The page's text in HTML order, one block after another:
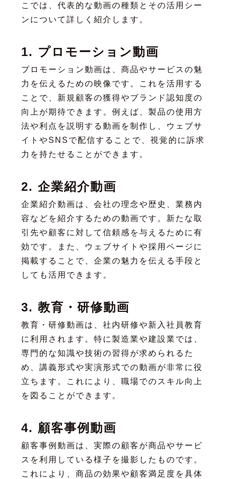
こでは、代表的な動画の種類とその活用シー
ンについて詳しく紹介します。
1. プロモーション動画
プロモーション動画は、商品やサービスの魅
力を伝えるための映像です。これを活用する
ことで、新規顧客の獲得やブランド認知度の
向上が期待できます。例えば、製品の使用方
法や利点を説明する動画を制作し、ウェブサ
イトやSNSで配信することで、視覚的に訴求
力を持たせることができます。
2. 企業紹介動画
企業紹介動画は、会社の理念や歴史、業務内
容などを紹介するための動画です。新たな取
引先や顧客に対して信頼感を与えるために有
効です。また、ウェブサイトや採用ページに
掲載することで、企業の魅力を伝える手段と
しても活用できます。
3. 教育・研修動画
教育・研修動画は、社内研修や新入社員教育
に利用されます。特に製造業や建設業では、
専門的な知識や技術の習得が求められるた
め、講義形式や実演形式での動画が非常に役
立ちます。これにより、職場でのスキル向上
を図ることができます。
4. 顧客事例動画
顧客事例動画は、実際の顧客が商品やサービ
スを利用している様子を撮影したものです。
これにより、商品の効果や顧客満足度を具体